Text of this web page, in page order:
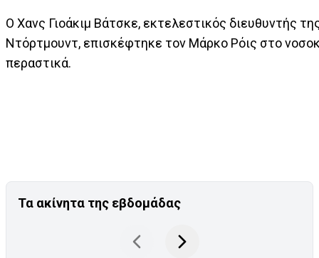
Ο Χανς Γιοάκιμ Βάτσκε, εκτελεστικός διευθυντής
Ντόρτμουντ, επισκέφτηκε τον Μάρκο Ρόις στο
περαστικά.
Τα ακίνητα της εβδομάδας